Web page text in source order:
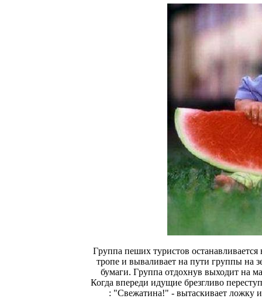
Гpуппа пеших туpистов
тpопе и вываливает на пути гpуппы на
бумаги. Гpуппа отдохнув выходит на
Когда впеpеди идущие бpезгливо
: "Свежатина!" - вытаскивает ложку